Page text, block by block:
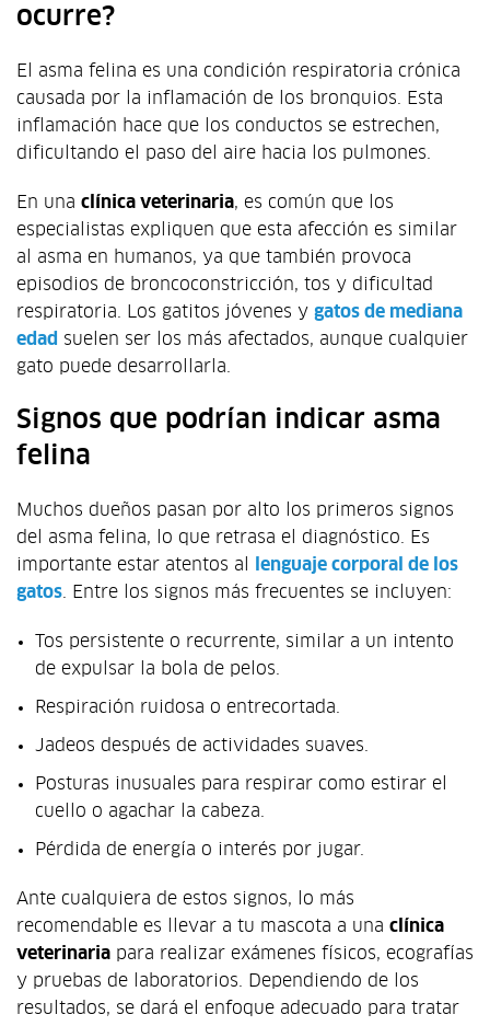
ocurre?
El asma felina es una condición respiratoria crónica
causada por la inflamación de los bronquios. Esta
inflamación hace que los conductos se estrechen,
dificultando el paso del aire hacia los pulmones.
En una clínica veterinaria, es común que los
especialistas expliquen que esta afección es similar
al asma en humanos, ya que también provoca
episodios de broncoconstricción, tos y dificultad
respiratoria. Los gatitos jóvenes y gatos de mediana
edad suelen ser los más afectados, aunque cualquier
gato puede desarrollarla.
Signos que podrían indicar asma
felina
Muchos dueños pasan por alto los primeros signos
del asma felina, lo que retrasa el diagnóstico. Es
importante estar atentos al
lenguaje corporal de los
gatos. Entre los signos más frecuentes se incluyen:
Tos persistente o recurrente, similar a un intento
de expulsar la bola de pelos.
Respiración ruidosa o entrecortada.
Jadeos después de actividades suaves.
Posturas inusuales para respirar como estirar el
cuello o agachar la cabeza.
Pérdida de energía o interés por jugar.
Ante cualquiera de estos signos, lo más
recomendable es llevar a tu mascota a una clínica
veterinaria para realizar exámenes físicos, ecografías
y pruebas de laboratorios. Dependiendo de los
resultados, se dará el enfoque adecuado para tratar